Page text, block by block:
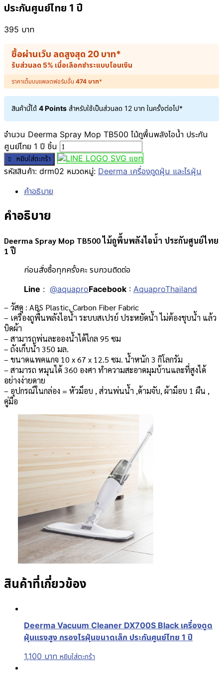
ประกันศูนย์ไทย 1 ปี
395 บาท
ซื้อผ่านเว็บ ลดสูงสุด 20 บาท*
รับส่วนลด 5% เมื่อเลือกชำระแบบโอนเงิน
ราคาเต็มบนแพลตฟอร์มอื่น 474 บาท*
สินค้านี้ได้ 4 Points สำหรับใช้เป็นส่วนลด 12 บาท ในครั้งต่อไป*
จำนวน Deerma Spray Mop TB500 ไม้ถูพื้นพลังไอน้ำ ประกัน
ศูนย์ไทย 1 ปี ชิ้น
หยิบใส่ตะกร้า
แชท
รหัสสินค้า: drm02 หมวดหมู่: Deerma เครื่องดูดฝุ่น และไรฝุ่น
คำอธิบาย
คำอธิบาย
Deerma Spray Mop TB500 ไม้ถูพื้นพลังไอน้ำ ประกันศูนย์ไทย
1 ปี
ก่อนสั่งซื้อทุกครั้งคะ รบกวนติดต่อ
Line : @aquaproFacebook : AquaproThailand
– วัสดุ : ABS Plastic, Carbon Fiber Fabric
– เครื่องถูพื้นพลังไอน้ำ ระบบสเปรย์ ประหยัดน้ำ ไม่ต้องชุบน้ำ แล้ว
บิดผ้า
– สามารถพ่นละอองน้ำได้ไกล 95 ซม
– ถังเก็บน้ำ 350 มล.
– ขนาดแพคแกจ 10 x 67 x 12.5 ซม. น้ำหนัก 3 กิโลกรัม
– สามารถ หมุนได้ 360 องศา ทำความสะอาดมุมบ้านและที่สูงได้
อย่างง่ายดาย
– อุปกรณ์ในกล่อง = หัวม็อบ , ส่วนพ่นน้ำ ,ด้ามจับ, ผ้าม็อบ 1 ผืน ,
คู่มือ
สินค้าที่เกี่ยวข้อง
Deerma Vacuum Cleaner DX700S Black เครื่องดูด
ฝุ่นแรงสูง กรองไรฝุ่นขนาดเล็ก ประกันศูนย์ไทย 1 ปี
1,100 บาท หยิบใส่ตะกร้า